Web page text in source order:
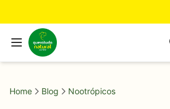
Home Blog Nootrópicos